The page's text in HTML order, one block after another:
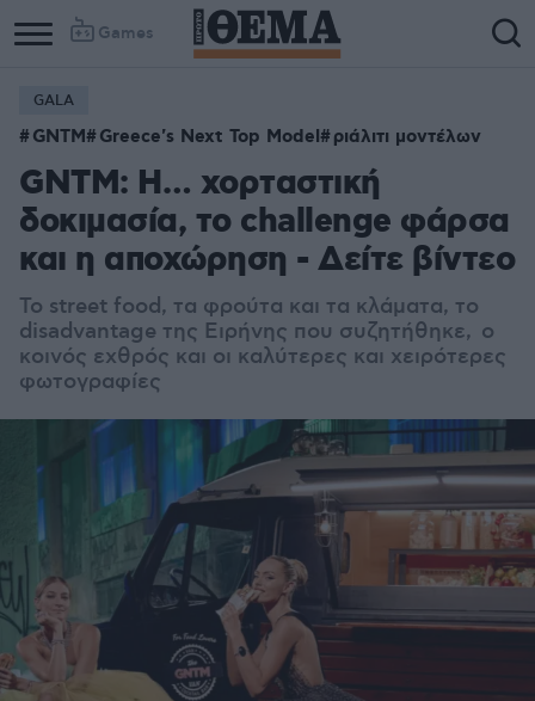
Games
GALA
GNTM Greece's Next Top Model ριάλιτι μοντέλων
GNTM: H… χορταστική
δοκιμασία, το challenge φάρσα
και η αποχώρηση - Δείτε βίντεο
Το street food, τα φρούτα και τα κλάματα, το
disadvantage της Ειρήνης που συζητήθηκε, ο
κοινός εχθρός και οι καλύτερες και χειρότερες
φωτογραφίες